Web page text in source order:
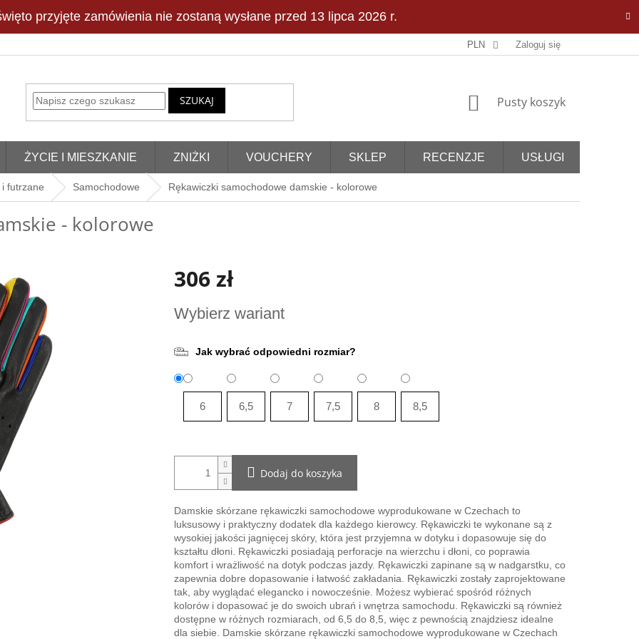
przyjęte zamówienia nie zostaną wysłane przed 13 lipca 2026 r.
PLN Zaloguj się
SZUKAJ KOSZYK
Pusty koszyk
ŻYCIE I MIESZKANIE ZNIŻKI VOUCHERY SKLEP RECENZJE USŁUGI
futrzane Samochodowe Rękawiczki samochodowe damskie - kolorowe
- kolorowe
306 zł
jednostkowa:
Wybierz wariant
Jak wybrać odpowiedni rozmiar?
6 6,5 7 7,5 8 8,5
Dodaj do koszyka
Damskie skórzane rękawiczki samochodowe wyprodukowane w Czechach to
luksusowy i praktyczny dodatek dla każdego kierowcy. Rękawiczki te wykonane są z
wysokiej jakości jagnięcej skóry, która jest przyjemna w dotyku i dopasowuje się do
kształtu dłoni. Rękawiczki posiadają perforacje na wierzchu i dłoni, co poprawia
komfort i wrażliwość na dotyk podczas jazdy. Rękawiczki zapinane są w nadgarstku, co
zapewnia dobre dopasowanie i łatwość zakładania. Rękawiczki zostały zaprojektowane
tak, aby wyglądać elegancko i nowocześnie. Możesz wybierać spośród różnych
kolorów i dopasować je do swoich ubrań i wnętrza samochodu. Rękawiczki są również
dostępne w różnych rozmiarach, od 6,5 do 8,5, więc z pewnością znajdziesz idealne
dla siebie. Damskie skórzane rękawiczki samochodowe wyprodukowane w Czechach